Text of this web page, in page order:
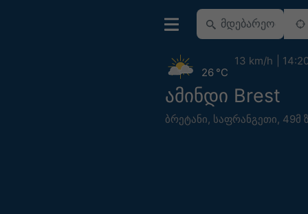
ამინდი Brest
ბრეტანი, საფრანგეთი, 49მ
26 °C
13 km/h